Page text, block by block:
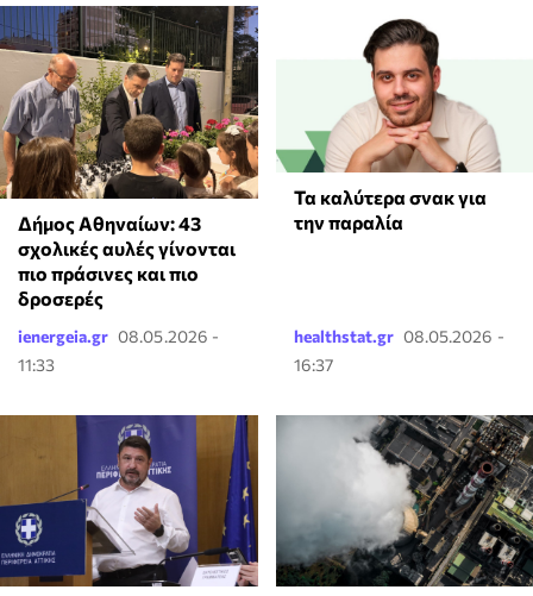
Δήμος Αθηναίων: 43
σχολικές αυλές γίνονται
πιο πράσινες και πιο
δροσερές
ienergeia.gr 08.05.2026 -
11:33
Τα καλύτερα σνακ για
την παραλία
healthstat.gr 08.05.2026 -
16:37